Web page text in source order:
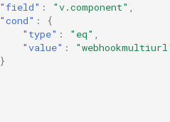
"field" : "v.component" ,
"cond" :
{
"type" : "eq" ,
"value" :
}